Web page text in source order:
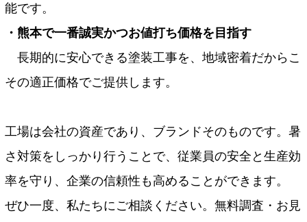
能です。
・熊本で一番誠実かつお値打ち価格を目指す
長期的に安心できる塗装工事を、地域密着だからこ
その適正価格でご提供します。
工場は会社の資産であり、ブランドそのものです。暑
さ対策をしっかり行うことで、従業員の安全と生産効
率を守り、企業の信頼性も高めることができます。
ぜひ一度、私たちにご相談ください。無料調査・お見